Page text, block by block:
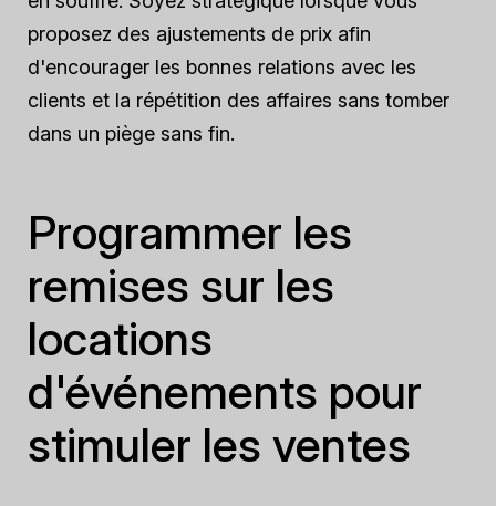
proposez des ajustements de prix afin
d'encourager les bonnes relations avec les
clients et la répétition des affaires sans tomber
dans un piège sans fin.
Programmer les
remises sur les
locations
d'événements pour
stimuler les ventes